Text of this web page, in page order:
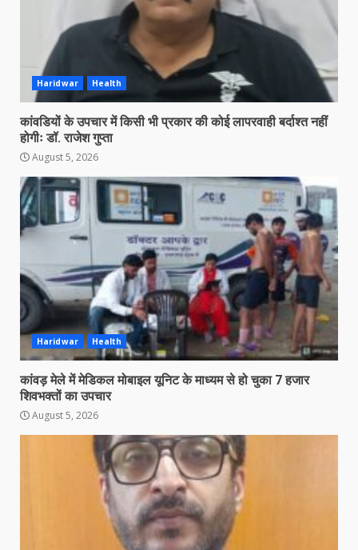
Haridwar Health
कांवडियों के उपचार में किसी भी प्रकार की कोई लापरवाही बर्दाश्त नहीं
होगीः डॉ. राजेश गुप्ता
August 5, 2026
Haridwar Health
कांवड़ मेले में मेडिकल मोबाइल यूनिट के माध्यम से हो चुका 7 हजार
शिवभक्तों का उपचार
August 5, 2026